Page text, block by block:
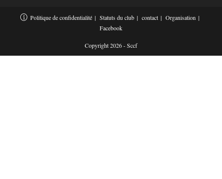
Politique de confidentialité Statuts du club contact
Organisation
Facebook
Copyright 2026 - Sccf